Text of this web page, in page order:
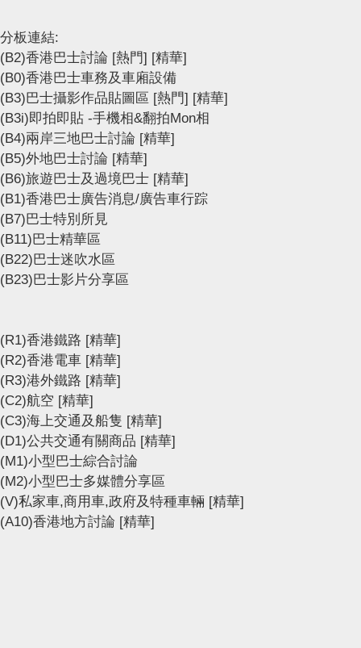
分板連結:
(B2)香港巴士討論 [熱門] [精華]
(B0)香港巴士車務及車廂設備
(B3)巴士攝影作品貼圖區 [熱門] [精華]
(B3i)即拍即貼 -手機相&翻拍Mon相
(B4)兩岸三地巴士討論 [精華]
(B5)外地巴士討論 [精華]
(B6)旅遊巴士及過境巴士 [精華]
(B1)香港巴士廣告消息/廣告車行踪
(B7)巴士特別所見
(B11)巴士精華區
(B22)巴士迷吹水區
(B23)巴士影片分享區
(R1)香港鐵路 [精華]
(R2)香港電車 [精華]
(R3)港外鐵路 [精華]
(C2)航空 [精華]
(C3)海上交通及船隻 [精華]
(D1)公共交通有關商品 [精華]
(M1)小型巴士綜合討論
(M2)小型巴士多媒體分享區
(V)私家車,商用車,政府及特種車輛 [精華]
(A10)香港地方討論 [精華]